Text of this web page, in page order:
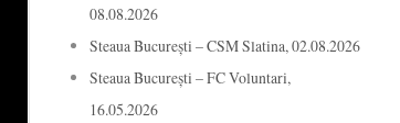
08.08.2026
Steaua București – CSM Slatina, 02.08.2026
Steaua București – FC Voluntari,
16.05.2026